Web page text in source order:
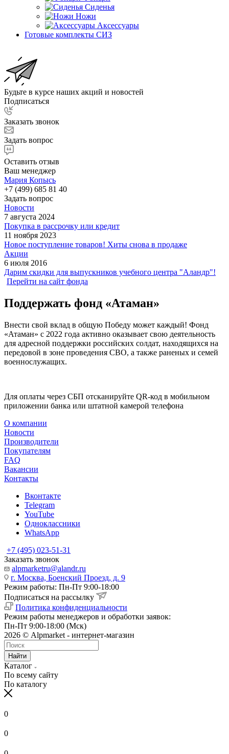
Сиденья
Ножи
Аксессуары
Готовые комплекты СИЗ
Будьте в курсе наших акций и новостей
Подписаться
Заказать звонок
Задать вопрос
Оставить отзыв
Ваш менеджер
Мария Копысь
+7 (499) 685 81 40
Задать вопрос
Новости
7 августа 2024
Покупка в рассрочку или кредит
11 ноября 2023
Новое поступление товаров! Хиты снова в продаже
Акции
6 июля 2016
Дарим скидки для выпускников учебного центра "Аландр"!
Перейти на сайт фонда
Поддержать фонд «Атаман»
Внести свой вклад в общую Победу может каждый! Фонд
«Атаман» с 2022 года активно оказывает свою деятельность
для адресной поддержки российских солдат, находящихся на
передовой в зоне проведения СВО, а также раненых и семей
военнослужащих.
Для оплаты через СБП отсканируйте QR-код в мобильном
приложении банка или штатной камерой телефона
О компании
Новости
Производители
Покупателям
FAQ
Вакансии
Контакты
Вконтакте
Telegram
YouTube
Одноклассники
WhatsApp
+7 (495) 023-51-31
Заказать звонок
alpmarketru@alandr.ru
г. Москва, Боенский Проезд, д. 9
Режим работы: Пн-Пт 9:00-18:00
Подписаться на рассылку
Политика конфиденциальности
Режим работы менеджеров и обработки заявок:
Пн-Пт 9:00-18:00 (Мск)
2026 © Alpmarket - интернет-магазин
Найти
Каталог
По всему сайту
По каталогу
0
0